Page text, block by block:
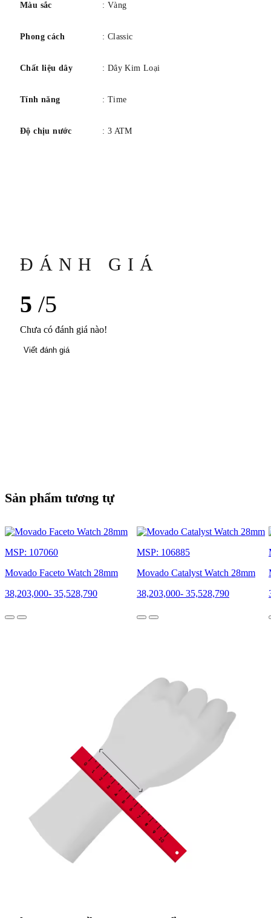
Màu sắc : Vàng
Phong cách : Classic
Chất liệu dây : Dây Kim Loại
Tính năng : Time
Độ chịu nước : 3 ATM
ĐÁNH GIÁ
5 /5
Chưa có đánh giá nào!
Viết đánh giá
Sản phẩm tương tự
MSP: 107060
Movado Faceto Watch 28mm
38,203,000- 35,528,790
MSP: 106885
Movado Catalyst Watch 28mm
38,203,000- 35,528,790